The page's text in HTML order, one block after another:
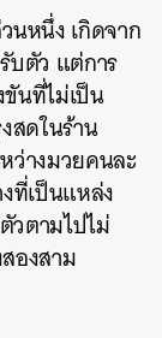
นหนึ่ง เกิดจาก
บตัว แต่การ
นที่ไม่เป็น
สดในร้าน
ว่างมวยคนละ
ที่เป็นแหล่ง
วตามไปไม่
องสาม